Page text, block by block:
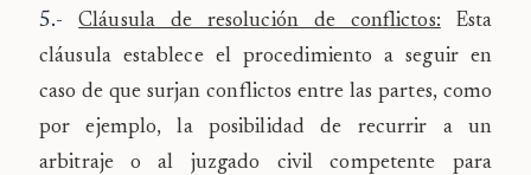
5.- Cláusula de resolución de conflictos: Esta
cláusula establece el procedimiento a seguir en
caso de que surjan conflictos entre las partes, como
por ejemplo, la posibilidad de recurrir a un
arbitraje o al juzgado civil competente para